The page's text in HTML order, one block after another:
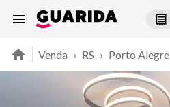
Venda › RS › Porto Alegre